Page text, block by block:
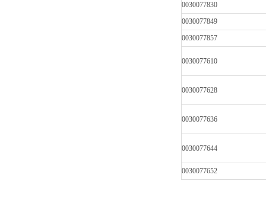
0030077830
0030077849
0030077857
0030077610
0030077628
0030077636
0030077644
0030077652